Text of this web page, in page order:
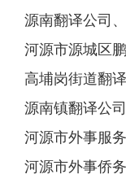
源南翻译公司
河源市源城区
高埔岗街道翻
源南镇翻译公
河源市外事服
河源市外事侨